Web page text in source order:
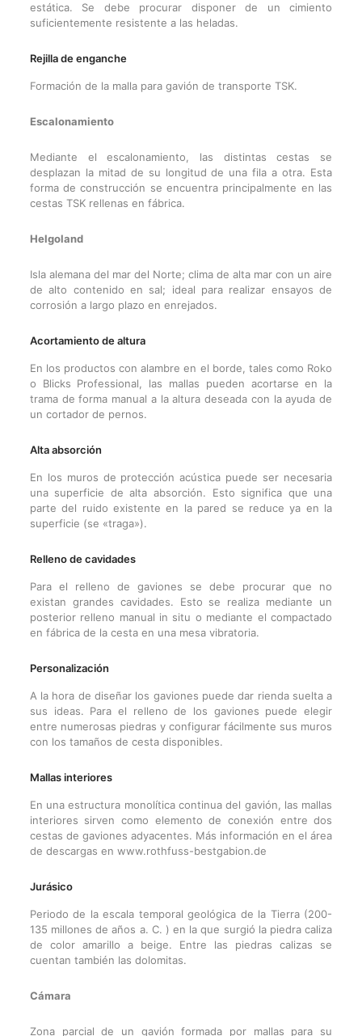
estática. Se debe procurar disponer de un cimiento
suficientemente resistente a las heladas.
Rejilla de enganche
Formación de la malla para gavión de transporte TSK.
Escalonamiento
Mediante el escalonamiento, las distintas cestas se
desplazan la mitad de su longitud de una fila a otra. Esta
forma de construcción se encuentra principalmente en las
cestas TSK rellenas en fábrica.
Helgoland
Isla alemana del mar del Norte; clima de alta mar con un aire
de alto contenido en sal; ideal para realizar ensayos de
corrosión a largo plazo en enrejados.
Acortamiento de altura
En los productos con alambre en el borde, tales como Roko
o Blicks Professional, las mallas pueden acortarse en la
trama de forma manual a la altura deseada con la ayuda de
un cortador de pernos.
Alta absorción
En los muros de protección acústica puede ser necesaria
una superficie de alta absorción. Esto significa que una
parte del ruido existente en la pared se reduce ya en la
superficie (se «traga»).
Relleno de cavidades
Para el relleno de gaviones se debe procurar que no
existan grandes cavidades. Esto se realiza mediante un
posterior relleno manual in situ o mediante el compactado
en fábrica de la cesta en una mesa vibratoria.
Personalización
A la hora de diseñar los gaviones puede dar rienda suelta a
sus ideas. Para el relleno de los gaviones puede elegir
entre numerosas piedras y configurar fácilmente sus muros
con los tamaños de cesta disponibles.
Mallas interiores
En una estructura monolítica continua del gavión, las mallas
interiores sirven como elemento de conexión entre dos
cestas de gaviones adyacentes. Más información en el área
de descargas en www.rothfuss-bestgabion.de
Jurásico
Periodo de la escala temporal geológica de la Tierra (200-
135 millones de años a. C. ) en la que surgió la piedra caliza
de color amarillo a beige. Entre las piedras calizas se
cuentan también las dolomitas.
Cámara
Zona parcial de un gavión formada por mallas para su